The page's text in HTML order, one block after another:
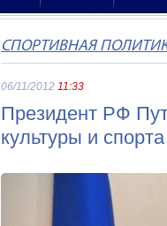
СПОРТИВНАЯ
06/11/2012 11:33
Президент РФ
культуры и спорта